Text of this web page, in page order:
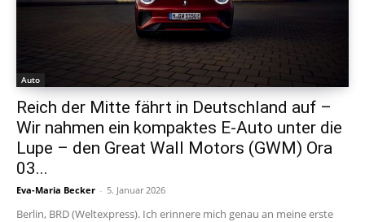
Auto
Reich der Mitte fährt in Deutschland auf –
Wir nahmen ein kompaktes E-Auto unter die
Lupe – den Great Wall Motors (GWM) Ora
03...
Eva-Maria Becker - 5. Januar 2026
Berlin, BRD (Weltexpress). Ich erinnere mich genau an meine erste